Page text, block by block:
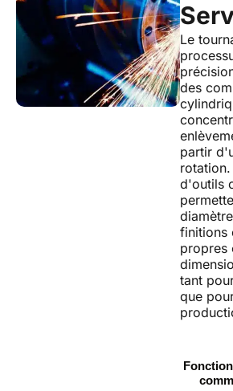
Le
des
partir
d'outils
finitions
propres
tant
que